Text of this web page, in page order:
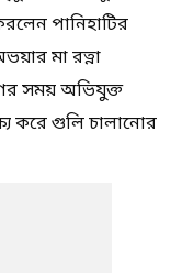
পানিহাটির
মা রত্না
সময় অভিযুক্ত
করে গুলি চালানোর